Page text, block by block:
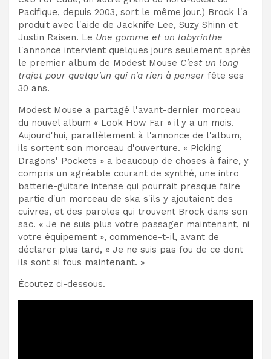
Pacifique, depuis 2003, sort le même jour.) Brock l'a
produit avec l'aide de Jacknife Lee, Suzy Shinn et
Justin Raisen. Le Une gomme et un labyrinthe
l'annonce intervient quelques jours seulement après
le premier album de Modest Mouse C'est un long
trajet pour quelqu'un qui n'a rien à penser fête ses
30 ans.
Modest Mouse a partagé l'avant-dernier morceau
du nouvel album « Look How Far » il y a un mois.
Aujourd'hui, parallèlement à l'annonce de l'album,
ils sortent son morceau d'ouverture. « Picking
Dragons' Pockets » a beaucoup de choses à faire, y
compris un agréable courant de synthé, une intro
batterie-guitare intense qui pourrait presque faire
partie d'un morceau de ska s'ils y ajoutaient des
cuivres, et des paroles qui trouvent Brock dans son
sac. « Je ne suis plus votre passager maintenant, ni
votre équipement », commence-t-il, avant de
déclarer plus tard, « Je ne suis pas fou de ce dont
ils sont si fous maintenant. »
Écoutez ci-dessous.